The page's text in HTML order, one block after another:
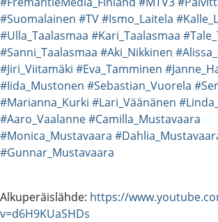
#Suomalainen #TV#Ismo_Laitela
#Ulla_Taalasmaa #Kari_Taalasmaa
#Sanni_Taalasmaa #Aki_Nikkinen
#Jiri_Viitamäki #Eva_Tamminen
#Iida_Mustonen #Sebastian_Vuorela
#Marianna_Kurki #Lari_Väänänen
#Aaro_Vaalanne#Camilla_Mustavaara
#Monica_Mustavaara
#Gunnar_Mustavaara
Alkuperäislähde: https://
v=d6H9KUaSHDs